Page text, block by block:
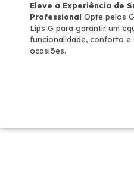
Eleve a Experiência de
Professional Opte pelos
Lips G para garantir um
funcionalidade, conforto e
ocasiões.